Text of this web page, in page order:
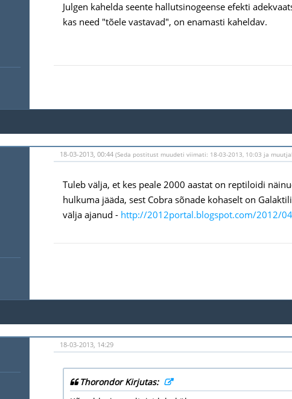
Julgen kahelda seente hallutsinogeense efekti
kas need "tõele vastavad", on enamasti kaheldav.
18-03-2013, 00:44 (Seda postitust muudeti viimati: 18-03-2013, 10:03 ja
Tuleb välja, et kes peale 2000 aastat on reptiloidi
hulkuma jääda, sest Cobra sõnade kohaselt on
välja ajanud - http://2012portal.blogspot.com/2012/
18-03-2013, 14:29
Thorondor Kirjutas: